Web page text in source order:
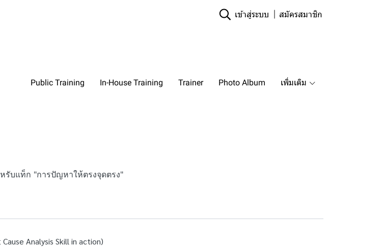
เข้าสู่ระบบ สมัครสมาชิก
Public Training In-House Training Trainer Photo Album เพิ่มเติม
รับแท็ก "การปัญหาให้ตรงจุดตรง"
Analysis Skill in action)